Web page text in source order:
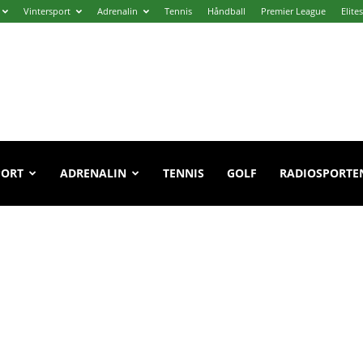
Vintersport Adrenalin Tennis Håndball Premier League
ADRENALIN TENNIS GOLF